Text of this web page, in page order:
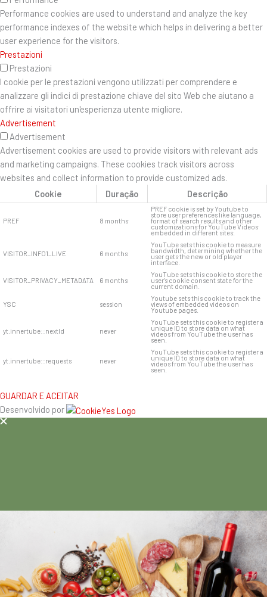
Performance cookies are used to understand and analyze the key
performance indexes of the website which helps in delivering a better
user experience for the visitors.
Prestazioni
Prestazioni
I cookie per le prestazioni vengono utilizzati per comprendere e
analizzare gli indici di prestazione chiave del sito Web che aiutano a
offrire ai visitatori un'esperienza utente migliore.
Advertisement
Advertisement
Advertisement cookies are used to provide visitors with relevant ads
and marketing campaigns. These cookies track visitors across
websites and collect information to provide customized ads.
Cookie
Duração Descrição
PREF 8 months
PREF cookie is set by Youtube to
store user preferences like language,
format of search results and other
customizations for YouTube Videos
embedded in different sites.
VISITOR_INFO1_LIVE 6 months
YouTube sets this cookie to measure
bandwidth, determining whether the
user gets the new or old player
interface.
VISITOR_PRIVACY_METADATA 6 months
YouTube sets this cookie to store the
user's cookie consent state for the
current domain.
YSC session
Youtube sets this cookie to track the
views of embedded videos on
Youtube pages.
yt.innertube::nextId never
YouTube sets this cookie to register a
unique ID to store data on what
videos from YouTube the user has
seen.
yt.innertube::requests never
YouTube sets this cookie to register a
unique ID to store data on what
videos from YouTube the user has
seen.
GUARDAR E ACEITAR
Desenvolvido por